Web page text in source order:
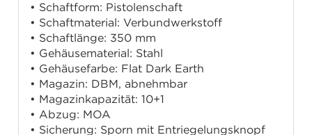
• Schaftform: Pistolenschaft
• Schaftmaterial: Verbundwerkstoff
• Schaftlänge: 350 mm
• Gehäusematerial: Stahl
• Gehäusefarbe: Flat Dark Earth
• Magazin: DBM, abnehmbar
• Magazinkapazität: 10+1
• Abzug: MOA
• Sicherung: Sporn mit Entriegelungsknopf